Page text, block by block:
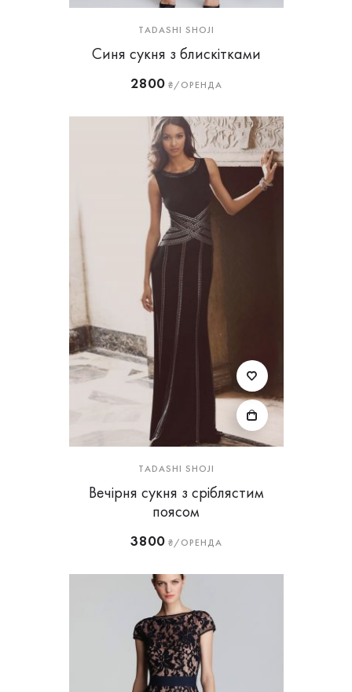
TADASHI SHOJI
Синя сукня з блискітками
2800₴/ОРЕНДА
TADASHI SHOJI
Вечірня сукня з сріблястим
поясом
3800₴/ОРЕНДА